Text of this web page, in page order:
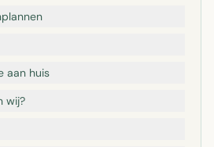
aan huis
wij?